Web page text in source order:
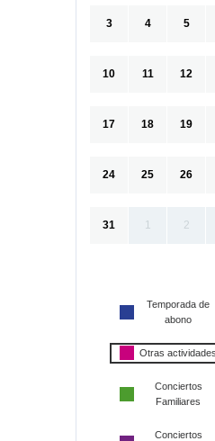
3 4 5
10 11 12
17 18 19
24 25 26
31 1 2
Temporada de
abono
Otras actividades
Conciertos
Familiares
Conciertos